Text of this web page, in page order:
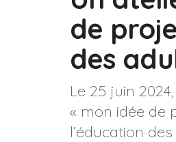
de
des
Le 25 juin
« mon idée de
l’éducation des